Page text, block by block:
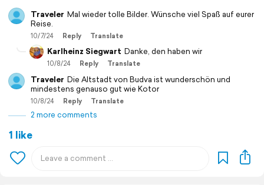
Traveler Mal wieder tolle Bilder. Wünsche viel Spaß auf eurer
Reise.
10/7/24 Reply Translate
Karlheinz Siegwart Danke, den haben wir
10/8/24 Reply Translate
Traveler Die Altstadt von Budva ist wunderschön und
mindestens genauso gut wie Kotor
10/8/24 Reply Translate
2 more comments
1 like